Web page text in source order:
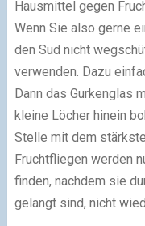
Hausmittel gegen
Wenn Sie also gerne
den Sud nicht
verwenden. Dazu
Dann das Gurkenglas
kleine Löcher hinein
Stelle mit dem
Fruchtfliegen werden
finden, nachdem sie
gelangt sind, nicht